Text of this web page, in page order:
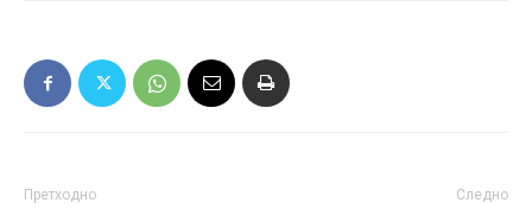
Претходно Следно